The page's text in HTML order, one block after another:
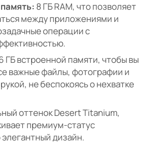
8 ГБ RAM, что позволяет
между приложениями и
операции с
ГБ встроенной памяти, чтобы вы
важные файлы, фотографии и
не беспокоясь о нехватке
оттенок Desert Titanium,
премиум-статус
дизайн.